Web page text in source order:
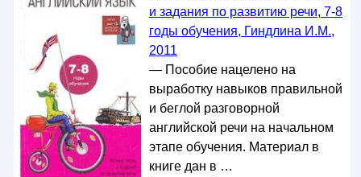
и задания по развитию речи, 7-8
годы обучения, Гиндлина И.М.,
2011
— Пособие нацелено на
выработку навыков правильной
и беглой разговорной
английской речи на начальном
этапе обучения. Материал в
книге дан в …